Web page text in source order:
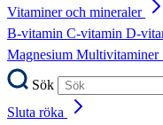
Vitaminer och mineraler
B-vitamin C-vitamin D-
Magnesium Multivitaminer
Sök
Sluta röka